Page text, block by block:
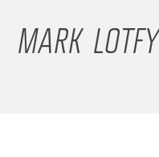
MARK LOTFY